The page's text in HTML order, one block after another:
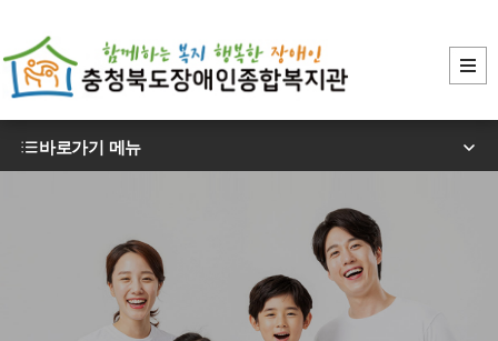
바로가기 메뉴